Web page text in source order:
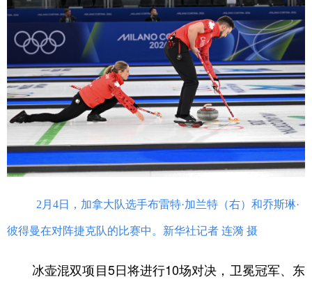
2月4日，加拿大队选手布雷特·加兰特（右）和乔斯琳·
彼得曼在对阵捷克队的比赛中。新华社记者 连漪 摄
冰壶混双项目5日将进行10场对决，卫冕冠军、东